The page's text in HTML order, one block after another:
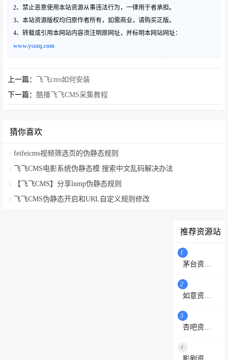
2、禁止恶意使用本站资源从事违法行为，一律用于者承担。
3、本站资源版权均归原作者所有，如需商业，请购买正版。
4、转载或引用本网站内容须注明原网址，并标明本网站网址：
www.yszzq.com
上一篇： 飞飞cms如何安装
下一篇：酷播飞飞CMS采集教程
猜你喜欢
feifeicms视频筛选页的伪静态规则
飞飞CMS电影系统伪静态模 搜索中文乱码解决办法
【飞飞CMS】分享lnmp伪静态规则
飞飞CMS伪静态开启和URL自定义规则修改
推荐资源站
1
2
3
4